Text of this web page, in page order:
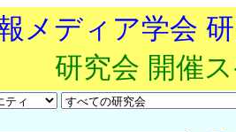
メディア学会
研究会 開催